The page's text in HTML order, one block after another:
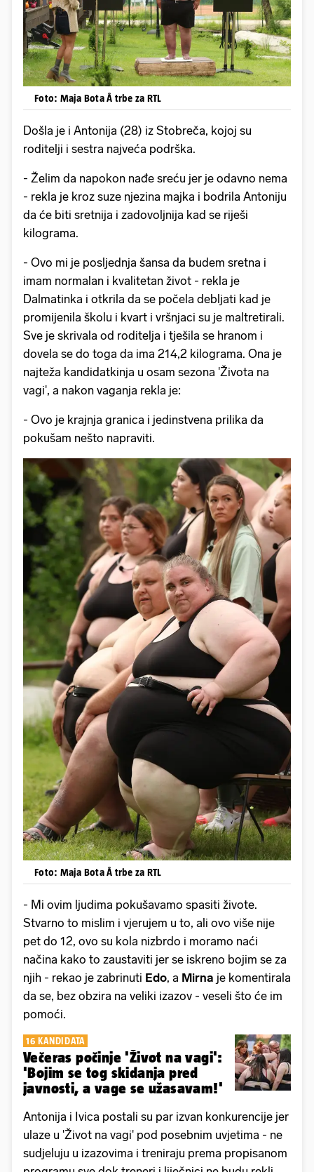
Foto: Maja Bota Å trbe za RTL
Došla je i Antonija (28) iz Stobreča, kojoj su
roditelji i sestra najveća podrška.
- Želim da napokon nađe sreću jer je odavno nema
- rekla je kroz suze njezina majka i bodrila Antoniju
da će biti sretnija i zadovoljnija kad se riješi
kilograma.
- Ovo mi je posljednja šansa da budem sretna i
imam normalan i kvalitetan život - rekla je
Dalmatinka i otkrila da se počela debljati kad je
promijenila školu i kvart i vršnjaci su je maltretirali.
Sve je skrivala od roditelja i tješila se hranom i
dovela se do toga da ima 214,2 kilograma. Ona je
najteža kandidatkinja u osam sezona 'Života na
vagi', a nakon vaganja rekla je:
- Ovo je krajnja granica i jedinstvena prilika da
pokušam nešto napraviti.
Foto: Maja Bota Å trbe za RTL
- Mi ovim ljudima pokušavamo spasiti živote.
Stvarno to mislim i vjerujem u to, ali ovo više nije
pet do 12, ovo su kola nizbrdo i moramo naći
načina kako to zaustaviti jer se iskreno bojim se za
njih - rekao je zabrinuti Edo, a Mirna je komentirala
da se, bez obzira na veliki izazov - veseli što će im
pomoći.
16 KANDIDATA
Večeras počinje 'Život na vagi':
'Bojim se tog skidanja pred
javnosti, a vage se užasavam!'
Antonija i Ivica postali su par izvan konkurencije jer
ulaze u 'Život na vagi' pod posebnim uvjetima - ne
sudjeluju u izazovima i treniraju prema propisanom